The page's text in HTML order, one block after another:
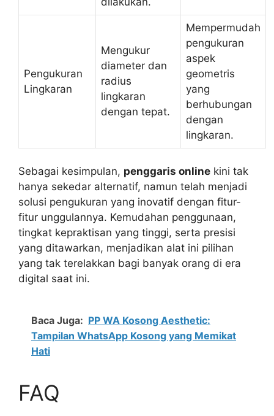
Pengukuran
Lingkaran
Mengukur
diameter dan
radius
lingkaran
dengan tepat.
Mempermudah
pengukuran
aspek
geometris
yang
berhubungan
dengan
lingkaran.
Sebagai kesimpulan, penggaris online kini tak
hanya sekedar alternatif, namun telah menjadi
solusi pengukuran yang inovatif dengan fitur-
fitur unggulannya. Kemudahan penggunaan,
tingkat kepraktisan yang tinggi, serta presisi
yang ditawarkan, menjadikan alat ini pilihan
yang tak terelakkan bagi banyak orang di era
digital saat ini.
Baca Juga: PP WA Kosong Aesthetic:
Tampilan WhatsApp Kosong yang Memikat
Hati
FAQ